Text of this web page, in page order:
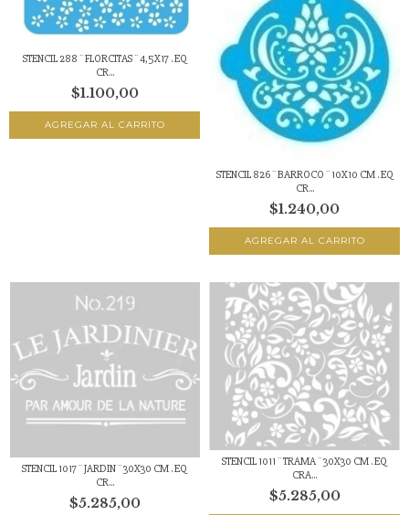
STENCIL 288 ¨ FLORCITAS ¨ 4,5X17 . EQ
CR...
$1.100,00
STENCIL 826 ¨ BARROCO ¨ 10X10 CM . EQ
CR...
$1.240,00
STENCIL 1017 ¨ JARDIN ¨ 30X30 CM . EQ
CR...
$5.285,00
STENCIL 1011 ¨ TRAMA ¨ 30X30 CM . EQ
CRA...
$5.285,00